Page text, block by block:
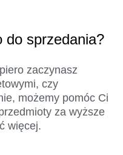
do sprzedania?
zaczynasz
czy
możemy pomóc Ci
za wyższe
więcej.